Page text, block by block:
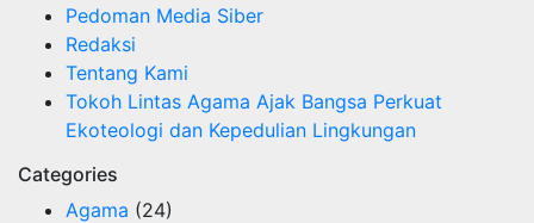
Pedoman Media Siber
Redaksi
Tentang Kami
Tokoh Lintas Agama Ajak Bangsa Perkuat
Ekoteologi dan Kepedulian Lingkungan
Categories
Agama (24)